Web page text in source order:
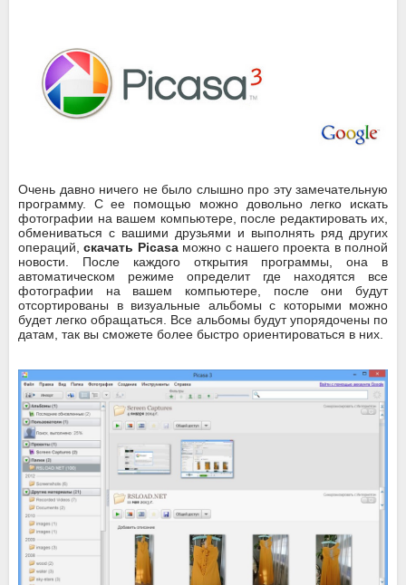
Очень давно ничего не было слышно про эту замечательную
программу. С ее помощью можно довольно легко искать
фотографии на вашем компьютере, после редактировать их,
обмениваться с вашими друзьями и выполнять ряд других
операций,скачать Picasaможно с нашего проекта в полной
новости. После каждого открытия программы, она в
автоматическом режиме определит где находятся все
фотографии на вашем компьютере, после они будут
отсортированы в визуальные альбомы с которыми можно
будет легко обращаться. Все альбомы будут упорядочены по
датам, так вы сможете более быстро ориентироваться в них.